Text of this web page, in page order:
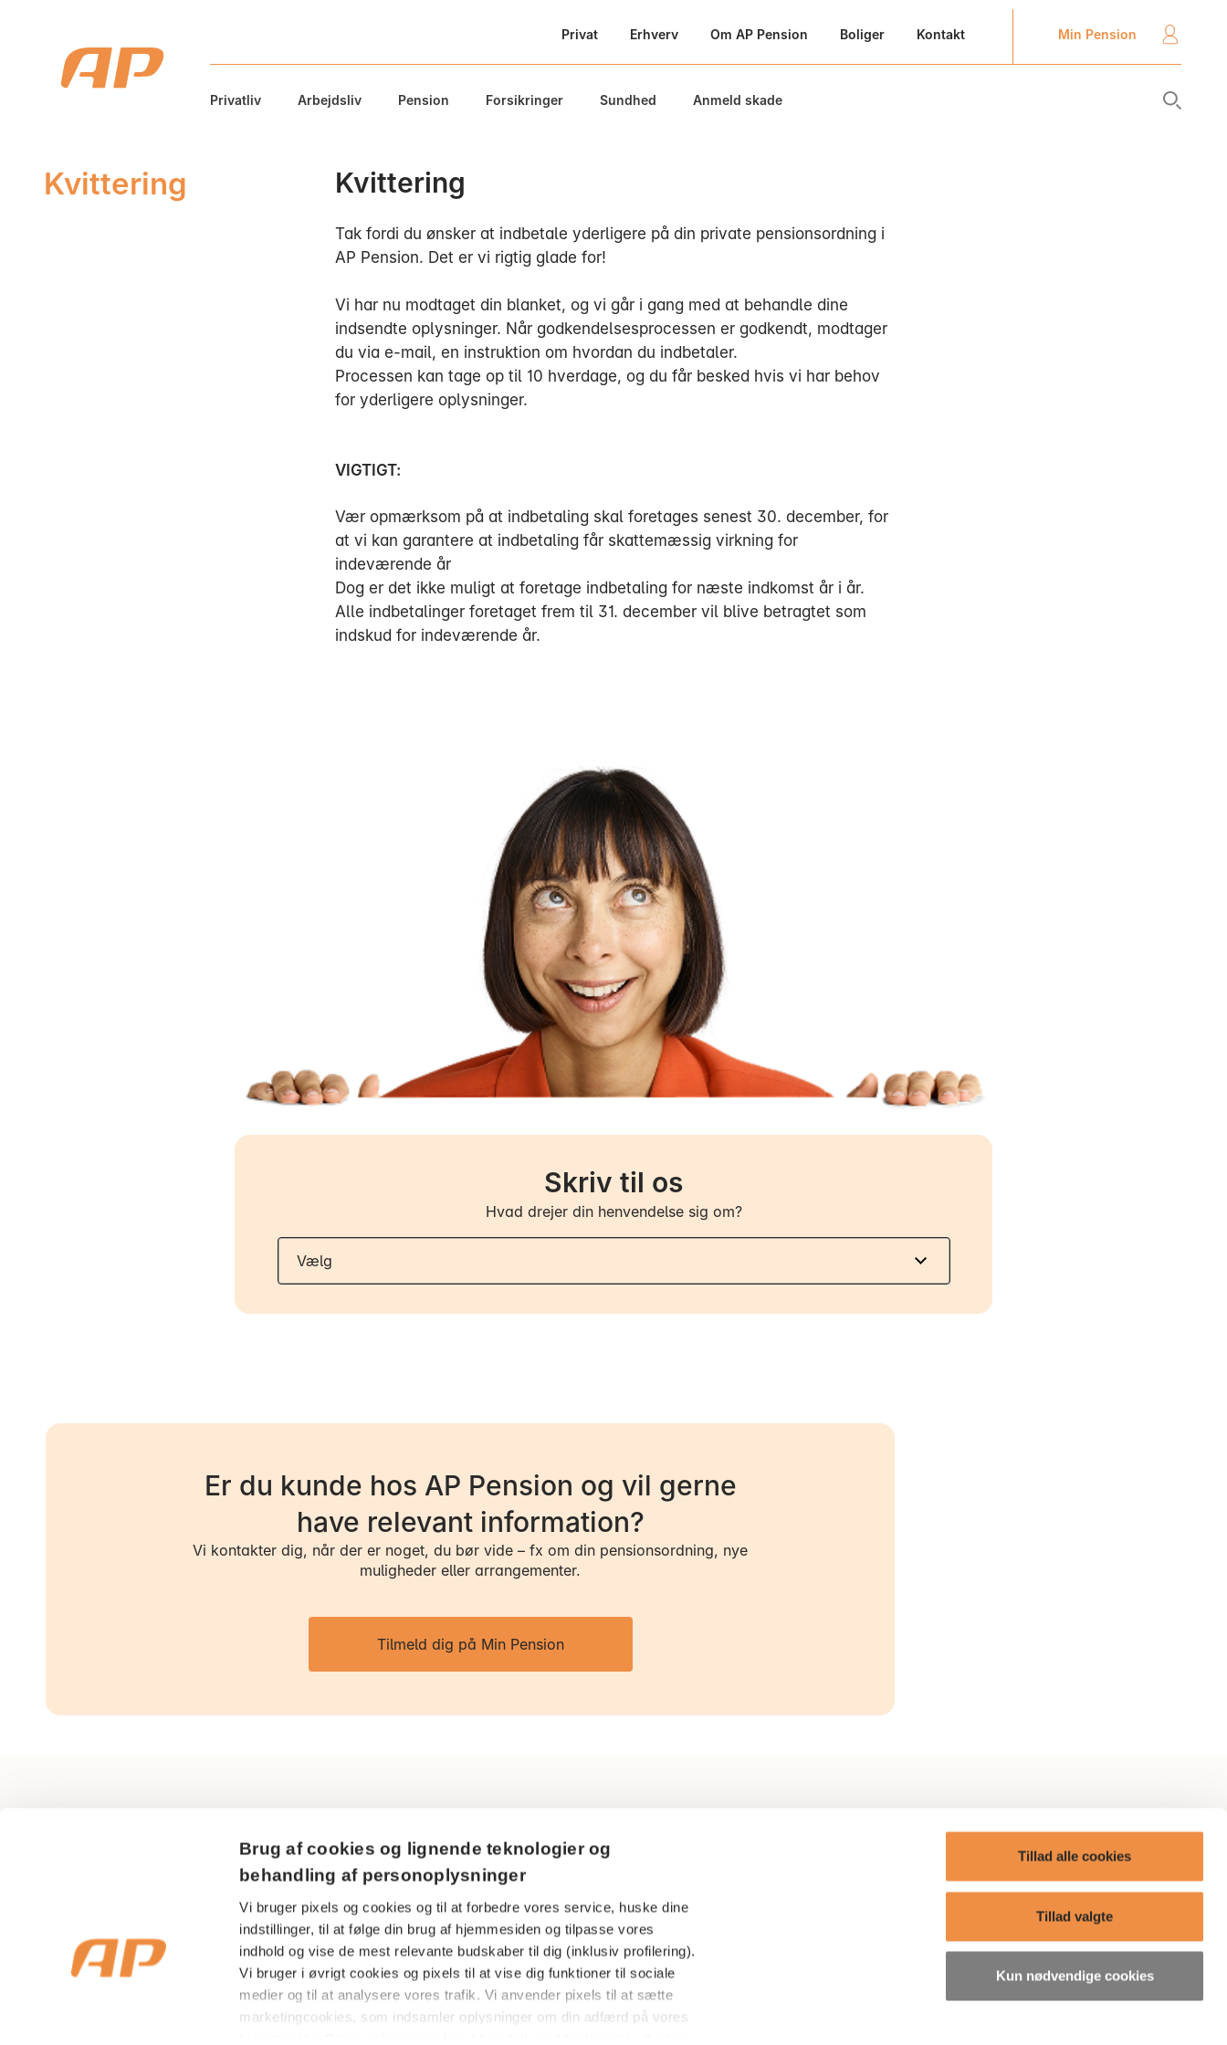
Brug af cookies og lignende teknologier og
behandling af personoplysninger
Vi bruger pixels og cookies og til at forbedre vores service, huske dine
indstillinger, til at følge din brug af hjemmesiden og tilpasse vores
indhold og vise de mest relevante budskaber til dig (inklusiv profilering).
Vi bruger i øvrigt cookies og pixels til at vise dig funktioner til sociale
medier og til at analysere vores trafik. Vi anvender pixels til at sætte
marketingcookies, som indsamler oplysninger om din adfærd på vores
Tillad alle cookies
Tillad valgte
Kun nødvendige cookies
Min Pension
Privat Erhverv Om AP Pension Boliger Kontakt
Privatliv Arbejdsliv Pension Forsikringer Sundhed Anmeld skade
Kvittering Kvittering
Tak fordi du ønsker at indbetale yderligere på din private pensionsordning i
AP Pension. Det er vi rigtig glade for!
Vi har nu modtaget din blanket, og vi går i gang med at behandle dine
indsendte oplysninger. Når godkendelsesprocessen er godkendt, modtager
du via e-mail, en instruktion om hvordan du indbetaler.
Processen kan tage op til 10 hverdage, og du får besked hvis vi har behov
for yderligere oplysninger.
VIGTIGT:
Vær opmærksom på at indbetaling skal foretages senest 30. december, for
at vi kan garantere at indbetaling får skattemæssig virkning for
indeværende år
Dog er det ikke muligt at foretage indbetaling for næste indkomst år i år.
Alle indbetalinger foretaget frem til 31. december vil blive betragtet som
indskud for indeværende år.
Skriv til os
Hvad drejer din henvendelse sig om?
Er du kunde hos AP Pension og vil gerne
have relevant information?
Vi kontakter dig, når der er noget, du bør vide – fx om din pensionsordning, nye
muligheder eller arrangementer.
Tilmeld dig på Min Pension
Ring til os
Åbningstider
Man-tors: 09.00-16.00
Fredag: 09.00-15.00
Følg os her
AP Care
Boliger
Presse
AP Pension
Sundkrogsgade 29
2150 Nordhavn
CVR nr 18 53 08 99